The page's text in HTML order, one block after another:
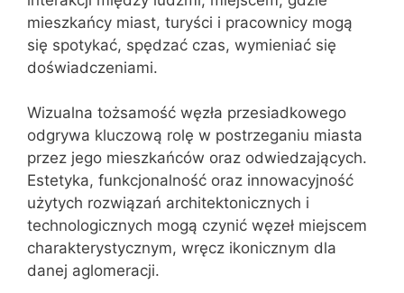
mieszkańcy miast, turyści i pracownicy mogą
się spotykać, spędzać czas, wymieniać się
doświadczeniami.
Wizualna tożsamość węzła przesiadkowego
odgrywa kluczową rolę w postrzeganiu miasta
przez jego mieszkańców oraz odwiedzających.
Estetyka, funkcjonalność oraz innowacyjność
użytych rozwiązań architektonicznych i
technologicznych mogą czynić węzeł miejscem
charakterystycznym, wręcz ikonicznym dla
danej aglomeracji.